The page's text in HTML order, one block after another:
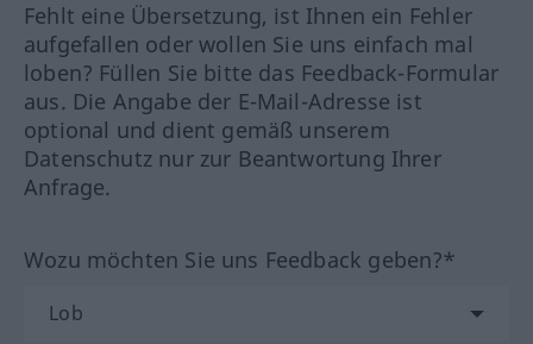
Fehlt eine Übersetzung, ist Ihnen ein Fehler
aufgefallen oder wollen Sie uns einfach mal
loben? Füllen Sie bitte das Feedback-Formular
aus. Die Angabe der E-Mail-Adresse ist
optional und dient gemäß unserem
Datenschutz nur zur Beantwortung Ihrer
Anfrage.
Wozu möchten Sie uns Feedback geben?*